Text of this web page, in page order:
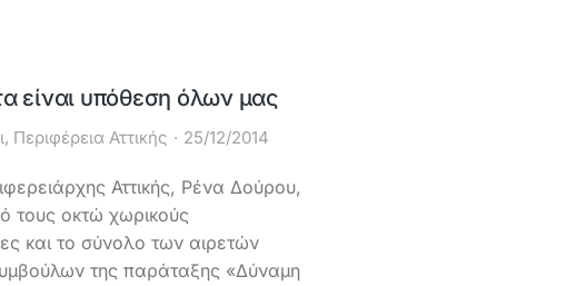
είναι υπόθεση όλων μας
, Περιφέρεια Αττικής 25/12/2014
Αττικής, Ρένα Δούρου,
τους οκτώ χωρικούς
και το σύνολο των αιρετών
της παράταξης «Δύναμη